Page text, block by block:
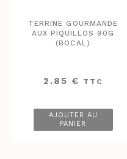
TERRINE GOURMANDE
AUX PIQUILLOS 90G
(BOCAL)
2.85 € TTC
AJOUTER AU
PANIER